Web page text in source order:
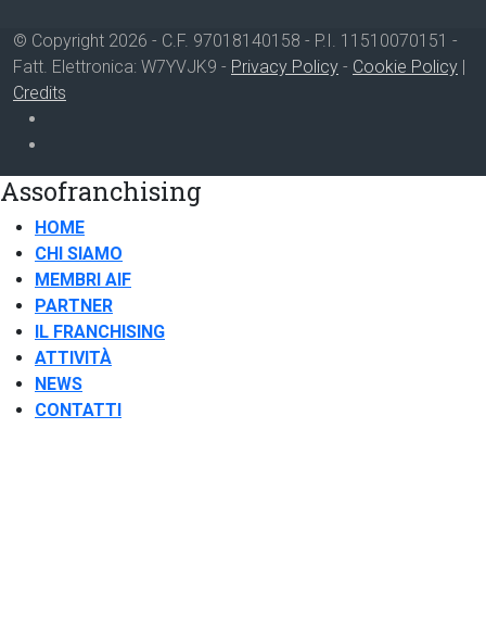
© Copyright 2026 - C.F. 97018140158 - P.I. 11510070151 -
Fatt. Elettronica: W7YVJK9 - Privacy Policy - Cookie Policy |
Credits
Assofranchising
HOME
CHI SIAMO
MEMBRI AIF
PARTNER
IL FRANCHISING
ATTIVITÀ
NEWS
CONTATTI